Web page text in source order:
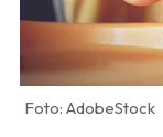
AdobeStock